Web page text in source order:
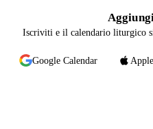
Iscriviti e il calendario liturgico
Google Calendar